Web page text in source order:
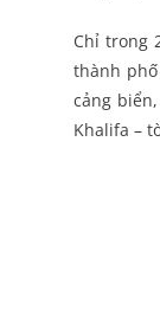
Chỉ trong
thành
cảng
Khalifa –